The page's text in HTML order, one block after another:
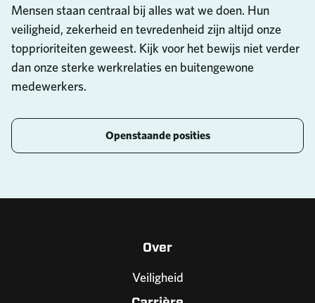
Mensen staan centraal bij alles wat we doen. Hun
veiligheid, zekerheid en tevredenheid zijn altijd onze
topprioriteiten geweest. Kijk voor het bewijs niet verder
dan onze sterke werkrelaties en buitengewone
medewerkers.
Openstaande posities
Over
Veiligheid